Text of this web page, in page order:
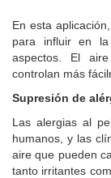
En esta
para influir en
aspectos. El
controlan más
Supresión de
Las alergias al
humanos, y las
aire que pueden
tanto irritantes